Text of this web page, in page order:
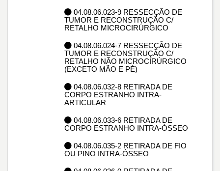
04.08.06.023-9 RESSECÇÃO DE
TUMOR E RECONSTRUÇÃO C/
RETALHO MICROCIRÚRGICO
04.08.06.024-7 RESSECÇÃO DE
TUMOR E RECONSTRUÇÃO C/
RETALHO NÃO MICROCIRÚRGICO
(EXCETO MÃO E PÉ)
04.08.06.032-8 RETIRADA DE
CORPO ESTRANHO INTRA-
ARTICULAR
04.08.06.033-6 RETIRADA DE
CORPO ESTRANHO INTRA-ÓSSEO
04.08.06.035-2 RETIRADA DE FIO
OU PINO INTRA-ÓSSEO